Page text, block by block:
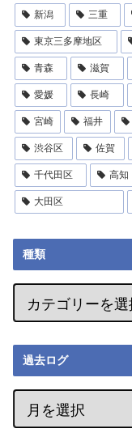
新潟 三重
東京三多摩地区
青森 滋賀
愛媛 長崎
宮崎 福井
渋谷区 佐賀
千代田区 高知
大田区
種類
過去ログ